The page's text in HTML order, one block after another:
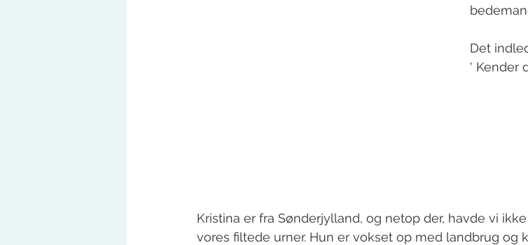
Det
' Kender
Kristina er fra Sønderjylland, og netop der, havde vi
vores filtede urner. Hun er vokset op med landbrug og